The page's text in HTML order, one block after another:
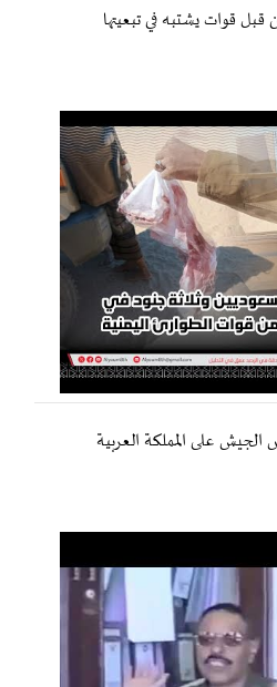
قوات يشتبه في تبعيتها
على المملكة العربية